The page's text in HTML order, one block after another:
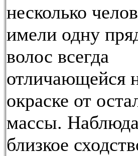
несколько
имели одну
волос всегда
отличающейся
окраске от
массы.
близкое